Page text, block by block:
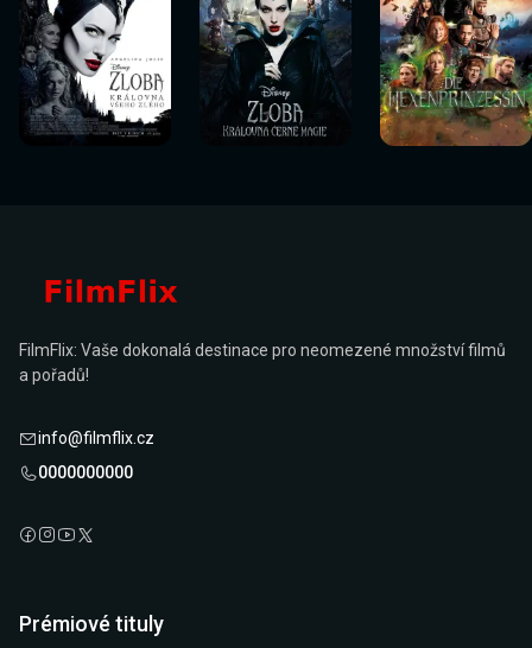
Sledovat
nyní
Sledovat
nyní
Sledovat
nyní
Sledovat
nyní
Sledovat
nyní
Sledovat
nyní
FilmFlix: Vaše dokonalá destinace pro neomezené množství filmů
a pořadů!
info@filmflix.cz
0000000000
Prémiové tituly